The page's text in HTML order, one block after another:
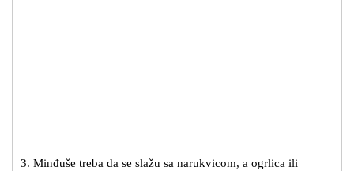
3. Minđuše treba da se slažu sa narukvicom, a ogrlica ili